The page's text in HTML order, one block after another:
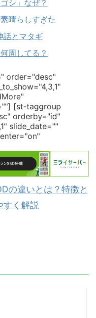
シ」なぜ？
晴らしすぎた
話とマタギ
周してる？
order="desc"
[st-taggroup
orderby="id"
slide_date=""
の違いとは？特徴と
すく解説